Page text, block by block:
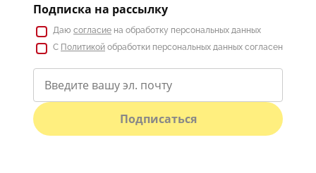
Подписка на рассылку
Даю согласие на обработку персональных данных
С Политикой обработки персональных данных согласен
Подписаться